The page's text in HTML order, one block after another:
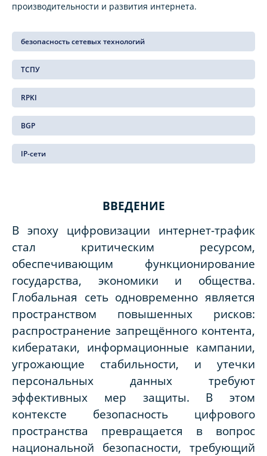
производительности и развития интернета.
безопасность сетевых технологий
ТСПУ
RPKI
BGP
IP-сети
ВВЕДЕНИЕ
В эпоху цифровизации интернет-трафик
стал критическим ресурсом,
обеспечивающим функционирование
государства, экономики и общества.
Глобальная сеть одновременно является
пространством повышенных рисков:
распространение запрещённого контента,
кибератаки, информационные кампании,
угрожающие стабильности, и утечки
персональных данных требуют
эффективных мер защиты. В этом
контексте безопасность цифрового
пространства превращается в вопрос
национальной безопасности, требующий